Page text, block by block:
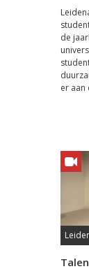
de
er aan